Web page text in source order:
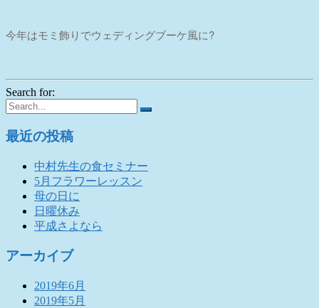
今年はモミ飾りでウェディングブーケ風に?
Search for:
最近の投稿
中村先生の食セミナー
5月フラワーレッスン
母の日に
日曜休み
平成さよなら
アーカイブ
2019年6月
2019年5月